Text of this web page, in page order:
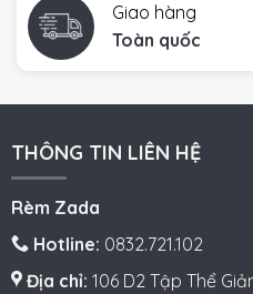
Giao hàng
Toàn quốc
THÔNG TIN LIÊN HỆ
Rèm Zada
Hotline: 0832.721.102
Địa chỉ: 106 D2 Tập Thể